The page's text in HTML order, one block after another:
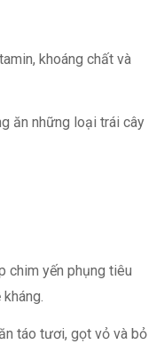
khoáng chất và
ăn những loại trái cây
chim yến phụng tiêu
táo tươi, gọt vỏ và bỏ